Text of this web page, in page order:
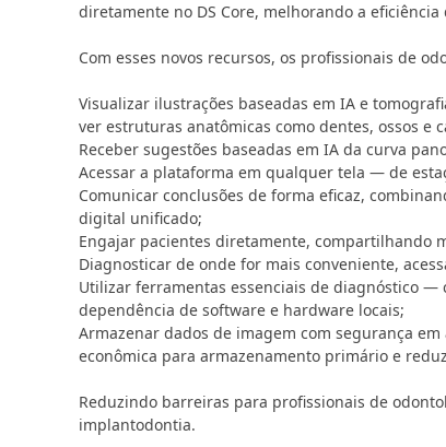
diretamente no DS Core, melhorando a
Com esses novos recursos, os profissionais de
Visualizar ilustrações baseadas em IA e
ver estruturas anatômicas como dentes, ossos e
Receber sugestões baseadas em IA da curva
Acessar a plataforma em qualquer tela — de
Comunicar conclusões de forma eficaz,
digital unificado;
Engajar pacientes diretamente, compartilhando
Diagnosticar de onde for mais conveniente,
Utilizar ferramentas essenciais de diagnóstico
dependência de software e hardware locais;
Armazenar dados de imagem com segurança
econômica para armazenamento primário e
Reduzindo barreiras para profissionais de
implantodontia.